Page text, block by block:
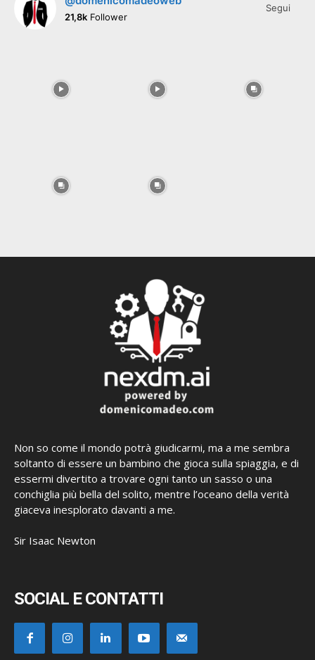
21,8k Follower
Segui
Non so come il mondo potrà giudicarmi, ma a me sembra
soltanto di essere un bambino che gioca sulla spiaggia, e di
essermi divertito a trovare ogni tanto un sasso o una
conchiglia più bella del solito, mentre l’oceano della verità
giaceva inesplorato davanti a me.
Sir Isaac Newton
SOCIAL E CONTATTI